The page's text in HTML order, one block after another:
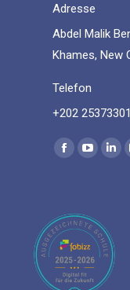
Adresse
Abdel Malik
Khames, New
Telefon
+202
Find us on:
Facebook
in
new
window
in
new
window
new